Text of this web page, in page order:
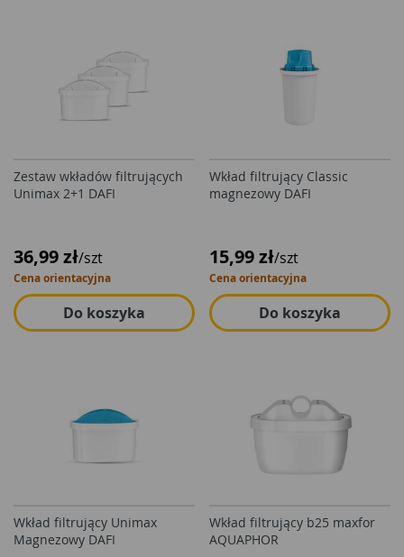
Zestaw wkładów filtrujących
Unimax 2+1 DAFI
36,99 zł/szt
Cena orientacyjna
Do koszyka
Wkład filtrujący Classic
magnezowy DAFI
15,99 zł/szt
Cena orientacyjna
Do koszyka
Wkład filtrujący Unimax
Magnezowy DAFI
Wkład filtrujący b25 maxfor
AQUAPHOR